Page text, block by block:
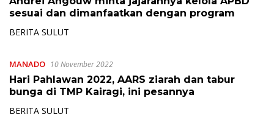
sesuai dan dimanfaatkan dengan program
BERITA SULUT
MANADO 10 November 2022
Hari Pahlawan 2022, AARS ziarah dan tabur
bunga di TMP Kairagi, ini pesannya
BERITA SULUT